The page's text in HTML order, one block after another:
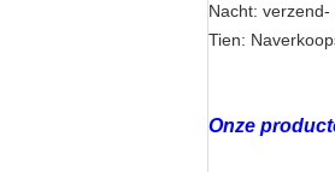
Nacht:
Tien:
Onze